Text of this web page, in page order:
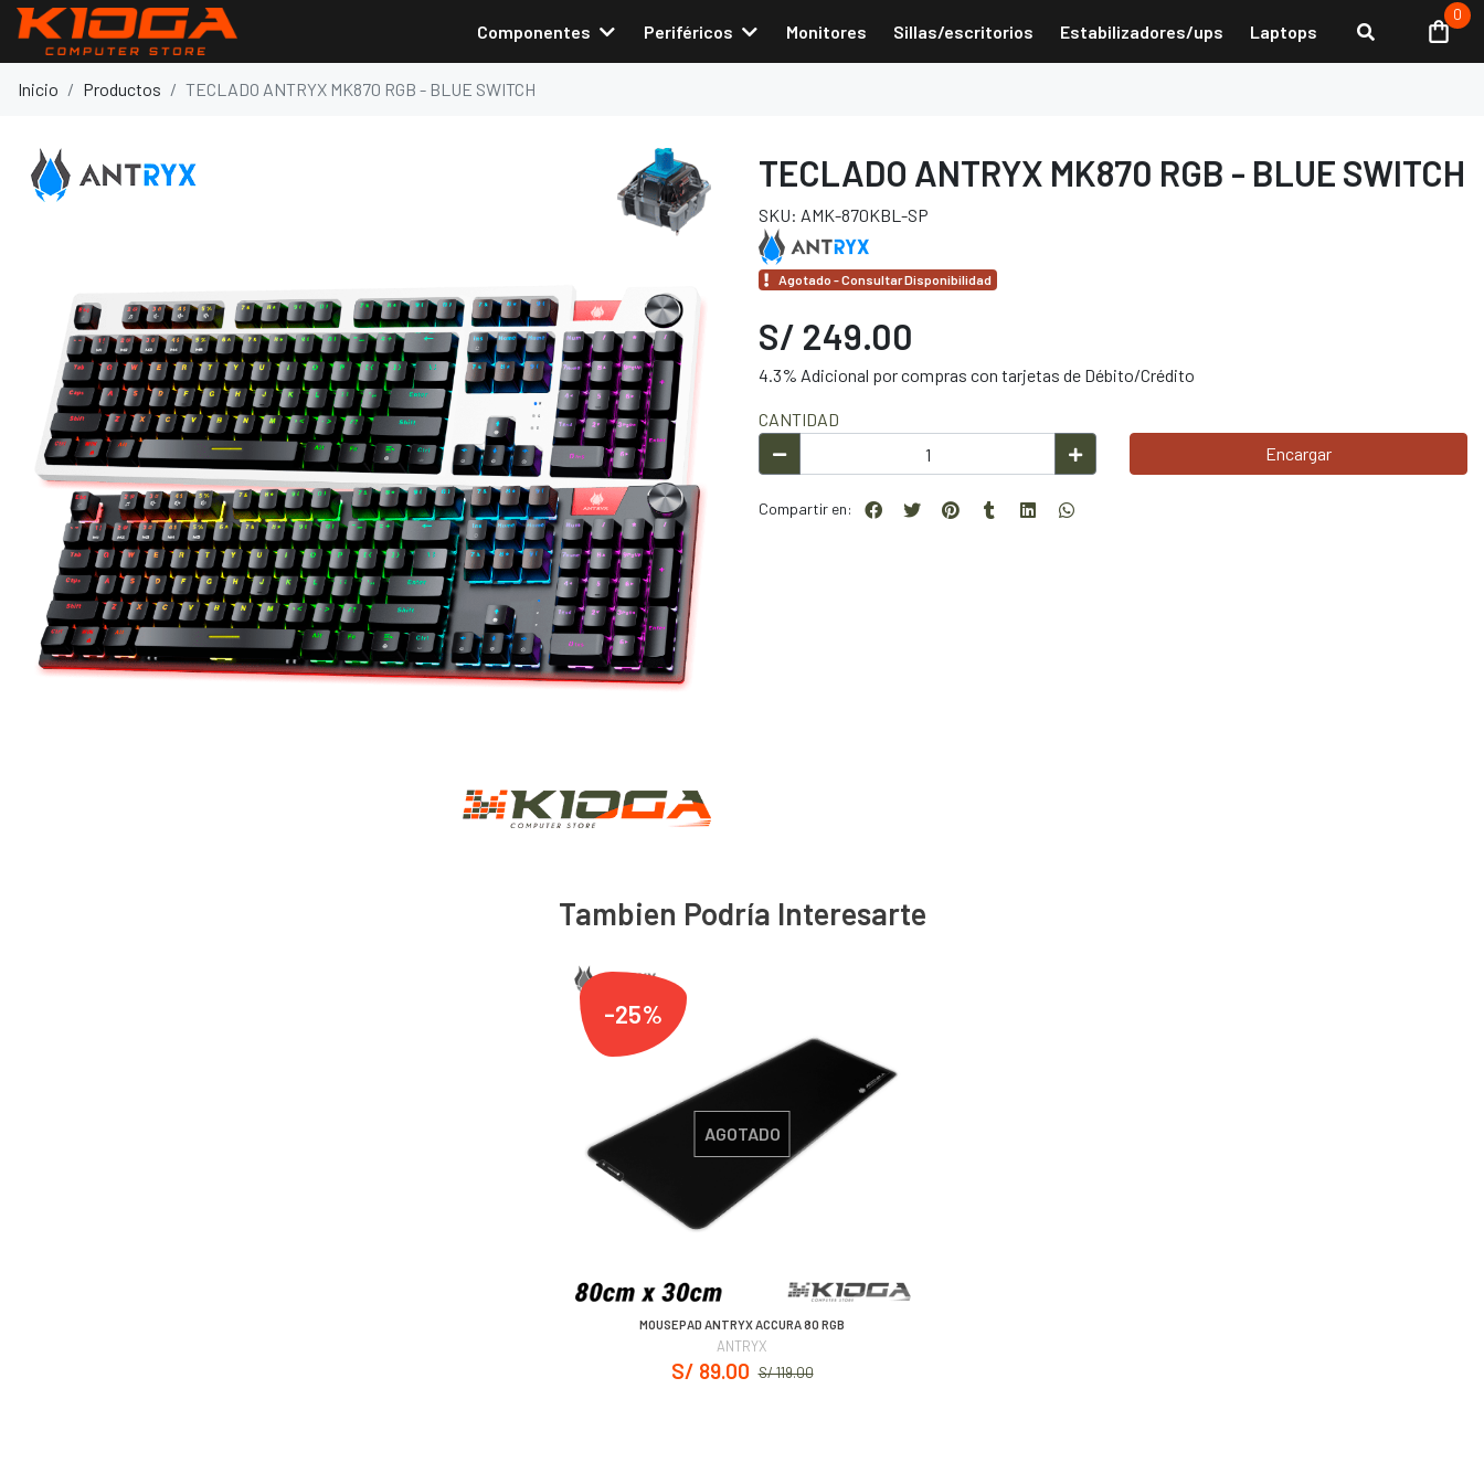
Componentes Periféricos Monitores Sillas/escritorios Estabilizadores/ups Laptops
0
Inicio Productos TECLADO ANTRYX MK870 RGB - BLUE SWITCH
TECLADO ANTRYX MK870 RGB - BLUE SWITCH
SKU: AMK-870KBL-SP
Agotado - Consultar Disponibilidad
S/ 249.00
4.3% Adicional por compras con tarjetas de Débito/Crédito
CANTIDAD
Encargar
Compartir en:
Tambien Podría Interesarte
-25%
AGOTADO
MOUSEPAD ANTRYX ACCURA 80 RGB
ANTRYX
S/ 119.00
S/ 89.00